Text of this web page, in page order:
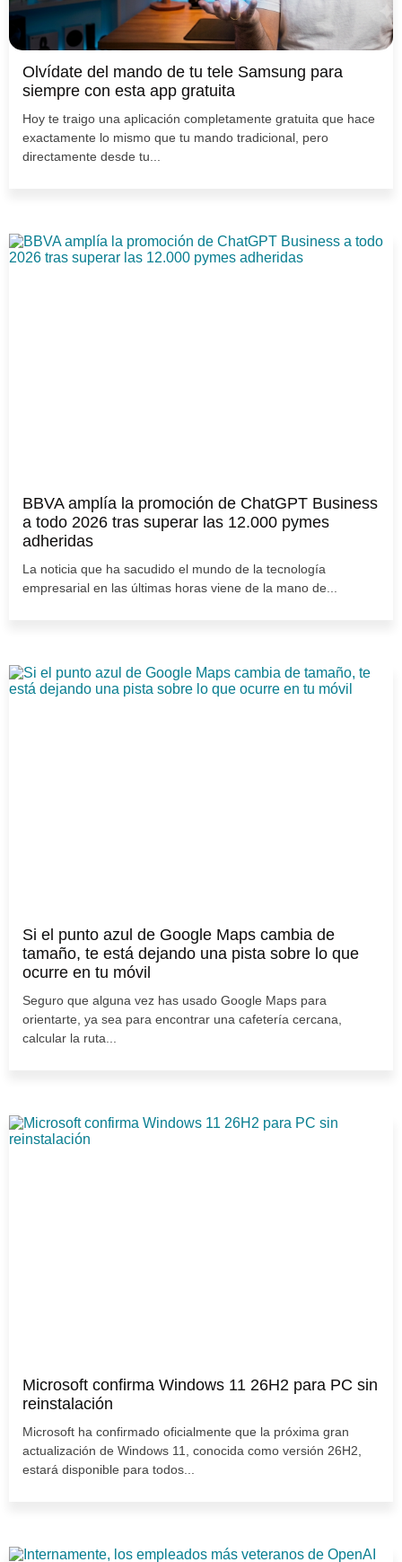
Olvídate del mando de tu tele Samsung para
siempre con esta app gratuita
Hoy te traigo una aplicación completamente gratuita que hace
exactamente lo mismo que tu mando tradicional, pero
directamente desde tu...
BBVA amplía la promoción de ChatGPT Business
a todo 2026 tras superar las 12.000 pymes
adheridas
La noticia que ha sacudido el mundo de la tecnología
empresarial en las últimas horas viene de la mano de...
Si el punto azul de Google Maps cambia de
tamaño, te está dejando una pista sobre lo que
ocurre en tu móvil
Seguro que alguna vez has usado Google Maps para
orientarte, ya sea para encontrar una cafetería cercana,
calcular la ruta...
Microsoft confirma Windows 11 26H2 para PC sin
reinstalación
Microsoft ha confirmado oficialmente que la próxima gran
actualización de Windows 11, conocida como versión 26H2,
estará disponible para todos...